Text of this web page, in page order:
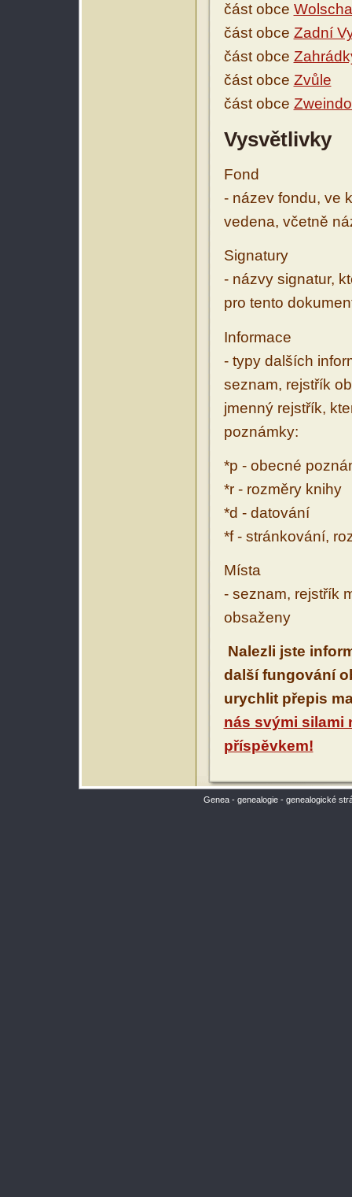
část obce
část obce Zadní
část obce
část obce Zvůle
část obce
Vysvětlivky
Fond
- název fondu, ve
vedena, včetně
Signatury
- názvy signatur,
pro tento
Informace
- typy dalších
seznam, rejstřík
jmenný rejstřík,
poznámky:
*p - obecné
*r - rozměry knihy
*d - datování
*f - stránkování,
Místa
- seznam, rejstřík
obsaženy
Nalezli jste
další fungování
urychlit přepis
nás svými silami
příspěvkem!
Genea - genealogie - genealogické